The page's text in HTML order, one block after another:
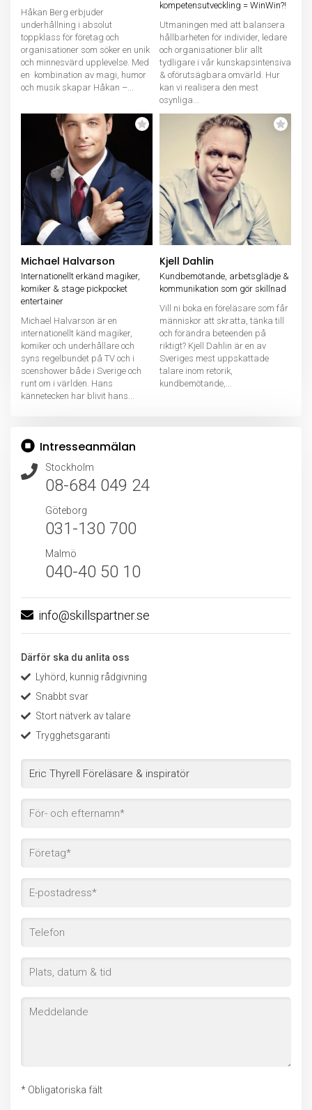
Håkan Berg erbjuder
underhållning i absolut
toppklass för företag och
organisationer som söker en unik
och minnesvärd upplevelse. Med
en kombination av magi, humor
och musik skapar Håkan –...
kompetensutveckling = WinWin?!
Utmaningen med att balansera
hållbarheten för individer, ledare
och organisationer blir allt
tydligare i vår kunskapsintensiva
& oförutsägbara omvärld. Hur
kan vi realisera den mest
osynliga...
Michael Halvarson
Internationellt erkänd magiker,
komiker & stage pickpocket
entertainer
Michael Halvarson är en
internationellt känd magiker,
komiker och underhållare och
syns regelbundet på TV och i
scenshower både i Sverige och
runt om i världen. Hans
kännetecken har blivit hans...
Kjell Dahlin
Kundbemötande, arbetsglädje &
kommunikation som gör skillnad
Vill ni boka en föreläsare som får
människor att skratta, tänka till
och förändra beteenden på
riktigt? Kjell Dahlin är en av
Sveriges mest uppskattade
talare inom retorik,
kundbemötande,...
Intresseanmälan
Stockholm
08-684 049 24
Göteborg
031-130 700
Malmö
040-40 50 10
info@skillspartner.se
Därför ska du anlita oss
Lyhörd, kunnig rådgivning
Snabbt svar
Stort nätverk av talare
Trygghetsgaranti
* Obligatoriska fält